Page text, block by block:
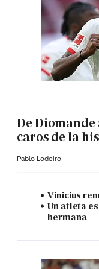
De Diomande
caros de la
Pablo Lodeiro
Vinicius
Un atleta
hermana